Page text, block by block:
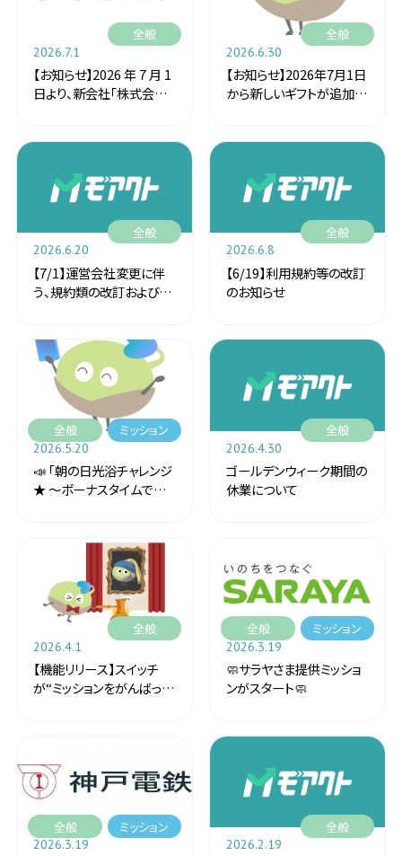
2026.7.1
【お知らせ】2026 年 7 月 1
日より、新会社「株式会社
全般
2026.6.30
【お知らせ】2026年7月1日
から新しいギフトが追加さ
全般
2026.6.20
【7/1】運営会社変更に伴
う、規約類の改訂および制
全般
2026.6.8
【6/19】利用規約等の改訂
のお知らせ
全般
2026.5.20
📣 「朝の日光浴チャレンジ
★ 〜ボーナスタイムでポイ
全般
ミッション
2026.4.30
ゴールデンウィーク期間の
休業について
全般
2026.4.1
【機能リリース】スイッチ
が“ミッションをがんばった
全般
2026.3.19
🧼サラヤさま提供ミッショ
ンがスタート🧼
全般 ミッション
2026.3.19
全般
ミッション
2026.2.19
全般